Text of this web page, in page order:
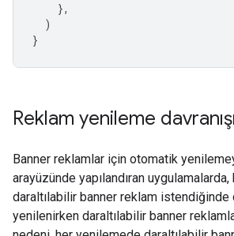
},
)
}
Reklam yenileme davranışı
Banner reklamlar için otomatik
arayüzünde yapılandıran
daraltılabilir banner reklam istendiğinde
yenilenirken daraltılabilir banner